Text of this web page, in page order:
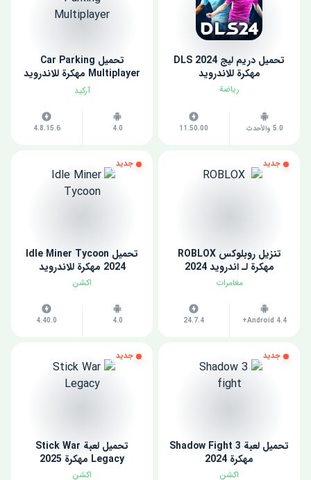
تحميل دريم ليج 2024 DLS
مهكرة للاندرويد
رياضة
5.0 والأحدث 11.50.00
تحميل Car Parking
Multiplayer مهكرة للاندرويد
اخر اصدار
آركيد
4.0
4.8.15.6
جديد
تنزيل روبلوكس ROBLOX
مهكرة لـ اندرويد 2024
مغامرات
Android 4.4+
24.7.4
جديد
تحميل Idle Miner Tycoon
2024 مهكرة للاندرويد
اكشن
4.0
4.40.0
جديد
تحميل لعبة Shadow Fight 3
مهكرة 2024
اكشن
جديد
تحميل لعبة Stick War
Legacy مهكرة 2025
اكشن